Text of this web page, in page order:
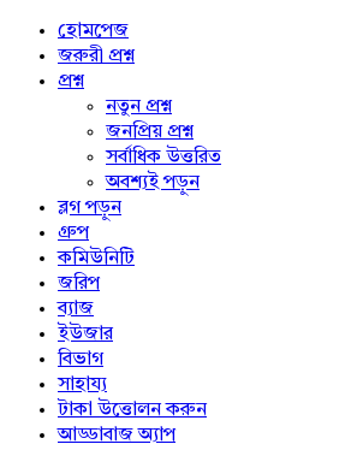
Exploreহোমপেজ
জরুরী প্রশ্ন
প্রশ্ন
নতুন প্রশ্ন
জনপ্রিয় প্রশ্ন
সর্বাধিক উত্তরিত
অবশ্যই পড়ুন
ব্লগ পড়ুন
গ্রুপ
কমিউনিটি
জরিপ
ব্যাজ
ইউজার
বিভাগ
সাহায্য
টাকা উত্তোলন করুন
আড্ডাবাজ অ্যাপ